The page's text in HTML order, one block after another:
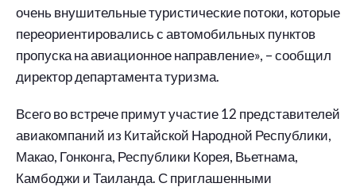
очень внушительные туристические потоки, которые
переориентировались с автомобильных пунктов
пропуска на авиационное направление», – сообщил
директор департамента туризма.
Всего во встрече примут участие 12 представителей
авиакомпаний из Китайской Народной Республики,
Макао, Гонконга, Республики Корея, Вьетнама,
Камбоджи и Таиланда. С приглашенными